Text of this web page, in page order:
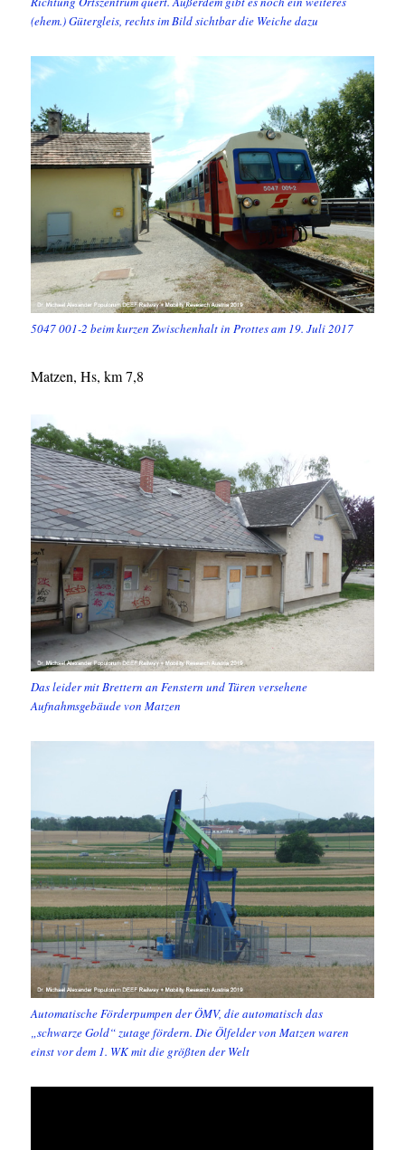
(ehem.) Gütergleis, rechts im Bild sichtbar die Weiche dazu
5047 001-2 beim kurzen Zwischenhalt in Prottes am 19. Juli 2017
Matzen, Hs, km 7,8
Das leider mit Brettern an Fenstern und Türen versehene
Aufnahmsgebäude von Matzen
Automatische Förderpumpen der ÖMV, die automatisch das
„schwarze Gold“ zutage fördern. Die Ölfelder von Matzen waren
einst vor dem 1. WK mit die größten der Welt